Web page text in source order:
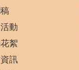
動
絮
訊